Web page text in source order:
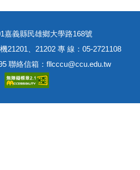
嘉義縣民雄鄉大學路168號
21201、21202 專 線：05-2721108
聯絡信箱：fllcccu@ccu.edu.tw